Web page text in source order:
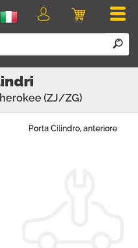
Carrello
login
(ZJ/ZG)
Porta Cilindro, anteriore